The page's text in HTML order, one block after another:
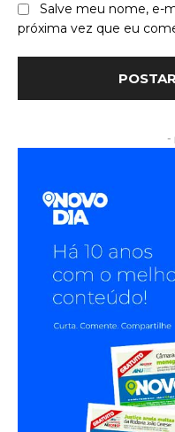
Salve meu nome, e-
próxima vez que eu
-